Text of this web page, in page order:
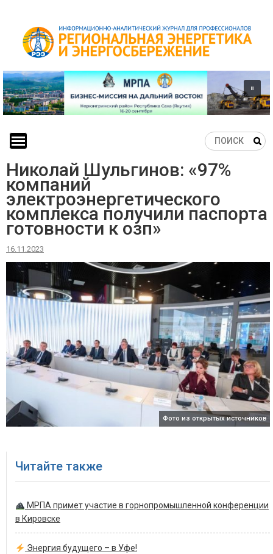
content
Николай Шульгинов: «97%
компаний
электроэнергетического
комплекса получили паспорта
готовности к озп»
16.11.2023
Фото из открытых источников
Читайте также
МРПА примет участие в горнопромышленной конференции
в Кировске
Энергия будущего – в Уфе!